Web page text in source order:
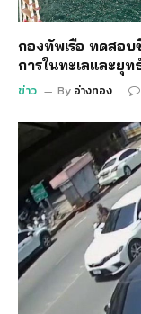
กองทัพเรือ ทดสอบ
การในทะเลและยุ
ข่าว By อ่างทอง